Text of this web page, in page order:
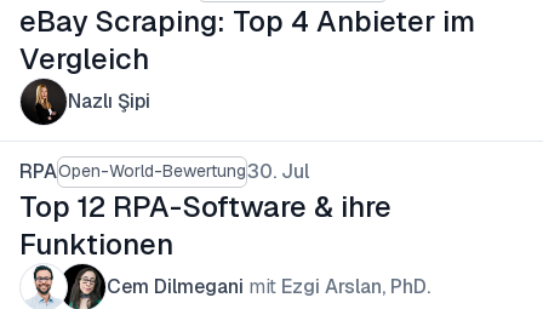
eBay Scraping: Top 4 Anbieter im
Vergleich
Nazlı Şipi
RPAOpen-World-Bewertung30. Jul
Top 12 RPA-Software & ihre
Funktionen
Cem Dilmegani mit Ezgi Arslan, PhD.